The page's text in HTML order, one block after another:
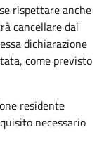
rispettare anche
cancellare dai
dichiarazione
come previsto
residente
necessario